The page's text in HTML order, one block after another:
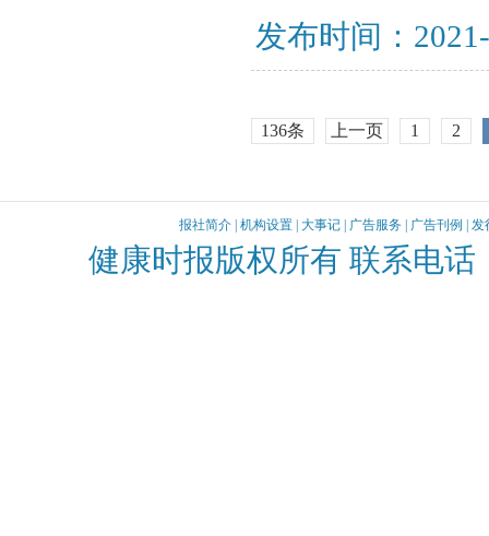
发布时间：
136条 上一页 1 2
报社简介 机构设置 大事记 广告服务 广告刊例 发
健康时报版权所有 联系电话